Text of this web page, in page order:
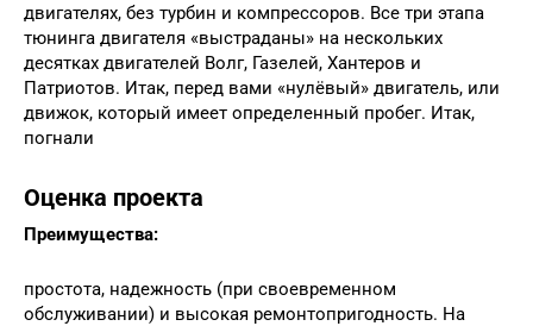
двигателях, без турбин и компрессоров. Все три этапа
тюнинга двигателя «выстраданы» на нескольких
десятках двигателей Волг, Газелей, Хантеров и
Патриотов. Итак, перед вами «нулёвый» двигатель, или
движок, который имеет определенный пробег. Итак,
погнали
Оценка проекта
Преимущества:
простота, надежность (при своевременном
обслуживании) и высокая ремонтопригодность. На